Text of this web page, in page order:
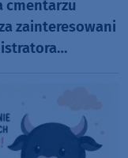
cmentarzu
zainteresowani